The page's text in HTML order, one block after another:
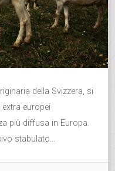
della Svizzera, si
europei
più diffusa in Europa.
stabulato...